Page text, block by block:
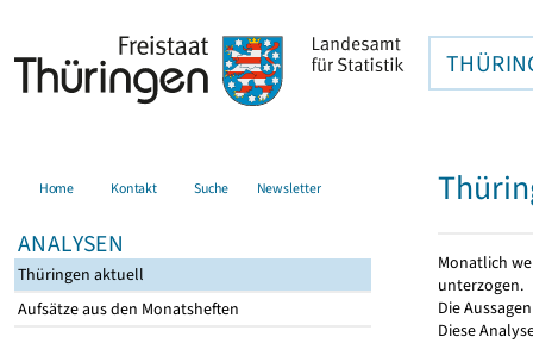
Home Kontakt Suche Newsletter
ANALYSEN
Thüringen aktuell
Aufsätze aus den Monatsheften
Monatlich
unterzogen.
Die
Diese